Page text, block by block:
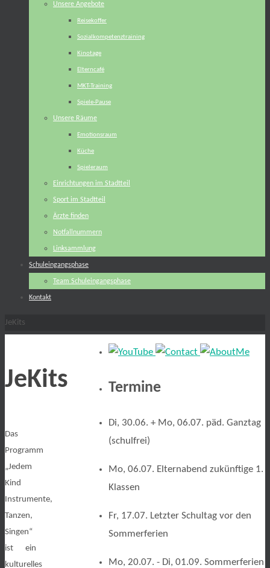
Unsere Angebote
Reisekoffer
Sozialkompetenztraining
Kinotage
Elterncafé
MKT-Training
Spiele-Pause
Unsere Räume
Emotionsraum
Küche
Spieleraum
Einrichtungen im Stadtteil
Sport im Stadtteil
Ärzte finden
Notfallnummern
Linksammlung
Schuleingangsphase
Team Schuleingangsphase
Kontakt
Start
JeKits
JeKits
Das
Programm
„Jedem
Kind
Instrumente,
Tanzen,
Singen“
ist ein
kulturelles
Termine
Di, 30.06. + Mo, 06.07. päd. Ganztag
(schulfrei)
Mo, 06.07. Elternabend zukünftige 1.
Klassen
Fr, 17.07. Letzter Schultag vor den
Sommerferien
Mo, 20.07. - Di, 01.09. Sommerferien